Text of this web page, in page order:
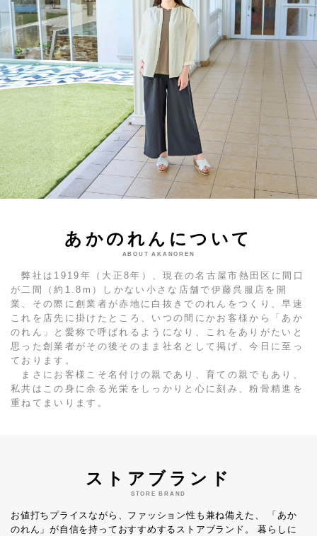
あかのれんについて
ABOUT AKANOREN
弊社は1919年（大正8年）、現在の名古屋市熱田区に間口
が二間（約1.8m）しかない小さな店舗で伊藤呉服店を開
業、その際に創業者が赤地に白抜きでのれんをつくり、早速
これを店先に掛けたところ、いつの間にかお客様から「あか
のれん」と愛称で呼ばれるようになり、これをありがたいと
思った創業者がその後そのまま社名として掲げ、今日に至っ
ております。
まさにお客様こそ名付けの親であり、育ての親でもあり、
私共はこの身に余る光栄をしっかりと心に刻み、粉骨精進を
重ねてまいります。
ストアブランド
STORE BRAND
お値打ちプライスながら、ファッション性も兼ね備えた、
「あか
のれん」が自信を持っておすすめするストアブランド。
暮らしに